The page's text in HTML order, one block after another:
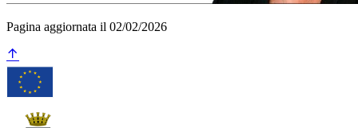
Pagina aggiornata il 02/02/2026